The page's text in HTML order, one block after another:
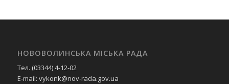
НОВОВОЛИНСЬКА МІСЬКА РАДА
Тел. (03344) 4-12-02
E-mail: vykonk@nov-rada.gov.ua